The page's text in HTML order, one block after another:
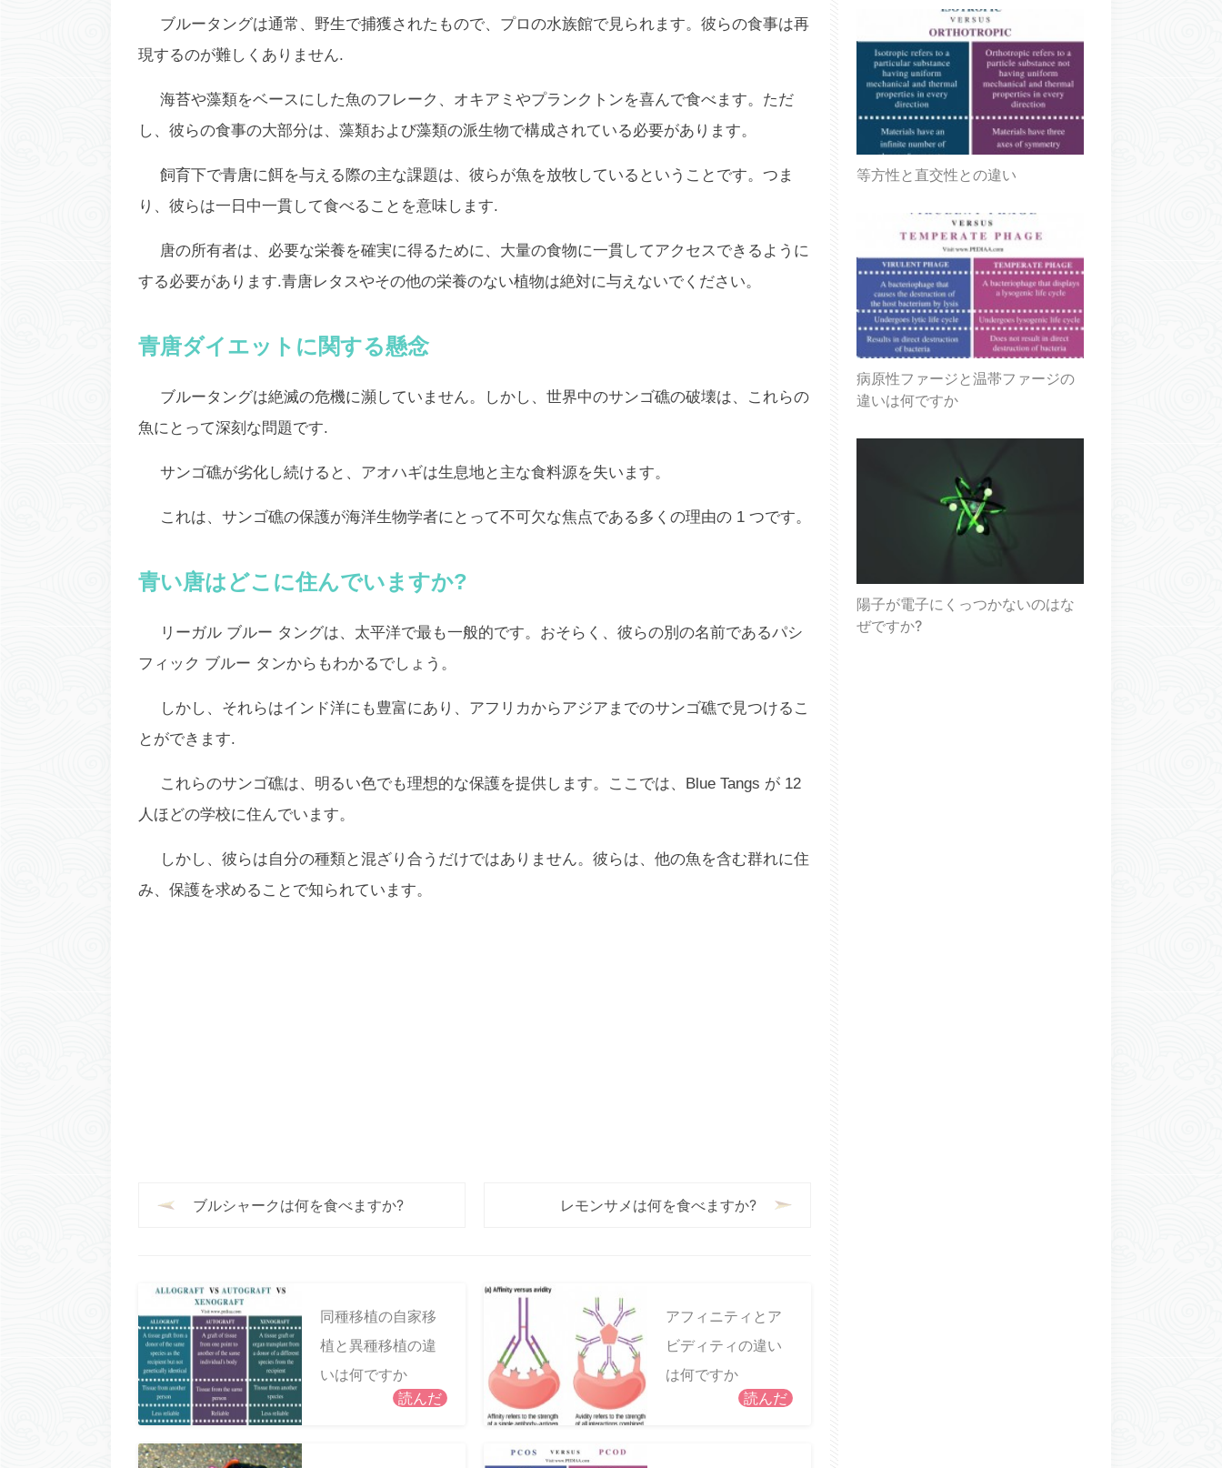
ブルータングは通常、野生で捕獲されたもので、プロの水族館で見られます。彼らの食事は再
現するのが難しくありません.
海苔や藻類をベースにした魚のフレーク、オキアミやプランクトンを喜んで食べます。ただ
し、彼らの食事の大部分は、藻類および藻類の派生物で構成されている必要があります。
飼育下で青唐に餌を与える際の主な課題は、彼らが魚を放牧しているということです。つま
り、彼らは一日中一貫して食べることを意味します.
唐の所有者は、必要な栄養を確実に得るために、大量の食物に一貫してアクセスできるように
する必要があります.青唐レタスやその他の栄養のない植物は絶対に与えないでください。
青唐ダイエットに関する懸念
ブルータングは絶滅の危機に瀕していません。しかし、世界中のサンゴ礁の破壊は、これらの
魚にとって深刻な問題です.
サンゴ礁が劣化し続けると、アオハギは生息地と主な食料源を失います。
これは、サンゴ礁の保護が海洋生物学者にとって不可欠な焦点である多くの理由の 1 つです。
青い唐はどこに住んでいますか?
リーガル ブルー タングは、太平洋で最も一般的です。おそらく、彼らの別の名前であるパシ
フィック ブルー タンからもわかるでしょう。
しかし、それらはインド洋にも豊富にあり、アフリカからアジアまでのサンゴ礁で見つけるこ
とができます.
これらのサンゴ礁は、明るい色でも理想的な保護を提供します。ここでは、Blue Tangs が 12
人ほどの学校に住んでいます。
しかし、彼らは自分の種類と混ざり合うだけではありません。彼らは、他の魚を含む群れに住
み、保護を求めることで知られています。
ブルシャークは何を食べますか? レモンサメは何を食べますか?
同種移植の自家移
植と異種移植の違
いは何ですか
読んだ
アフィニティとア
ビディティの違い
は何ですか
読んだ
等方性と直交性との違い
病原性ファージと温帯ファージの
違いは何ですか
陽子が電子にくっつかないのはな
ぜですか?